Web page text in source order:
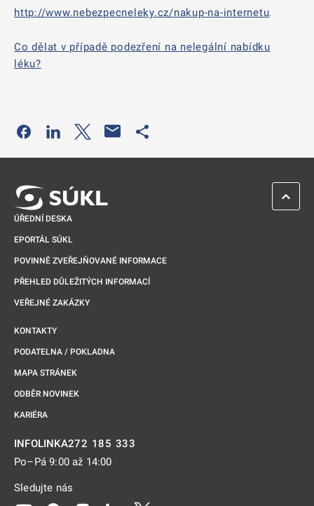
http://www.nebezpecneleky.cz/nakup-na-internetu.
Co dělat v případě podezření na nelegální nabídku
léku?
Odkaz se otevře na nové kartě
Odkaz se otevře na nové kartě
Odkaz se otevře na nové kartě
ÚŘEDNÍ DESKA
EPORTÁL SÚKL
POVINNĚ ZVEŘEJŇOVANÉ INFORMACE
PŘEHLED DŮLEŽITÝCH INFORMACÍ
VEŘEJNÉ ZAKÁZKY
KONTAKTY
PODATELNA / POKLADNA
MAPA STRÁNEK
ODBĚR NOVINEK
KARIÉRA
INFOLINKA272 185 333
Po–Pá 9:00 až 14:00
Sledujte nás
ZPĚT